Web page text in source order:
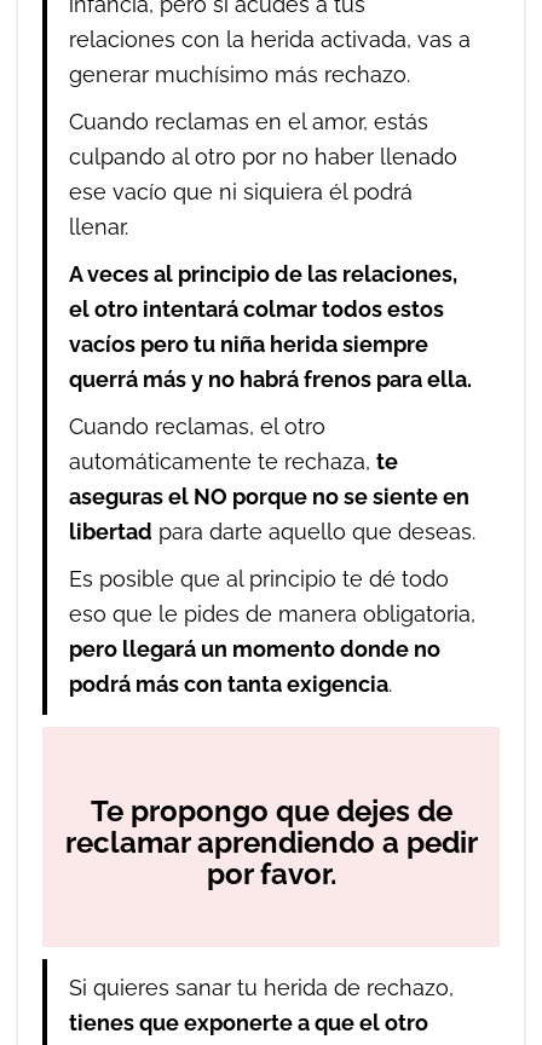
infancia, pero si acudes a tus
relaciones con la herida activada, vas a
generar muchísimo más rechazo.
Cuando reclamas en el amor, estás
culpando al otro por no haber llenado
ese vacío que ni siquiera él podrá
llenar.
A veces al principio de las relaciones,
el otro intentará colmar todos estos
vacíos pero tu niña herida siempre
querrá más y no habrá frenos para ella.
Cuando reclamas, el otro
automáticamente te rechaza, te
aseguras el NO porque no se siente en
libertad para darte aquello que deseas.
Es posible que al principio te dé todo
eso que le pides de manera obligatoria,
pero llegará un momento donde no
podrá más con tanta exigencia.
Te propongo que dejes de
reclamar aprendiendo a pedir
por favor.
Si quieres sanar tu herida de rechazo,
tienes que exponerte a que el otro